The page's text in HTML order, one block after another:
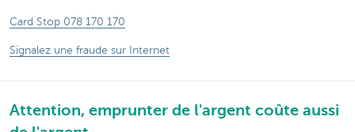
Card Stop 078 170 170
Signalez une fraude sur Internet
Attention, emprunter de l'argent coûte aussi